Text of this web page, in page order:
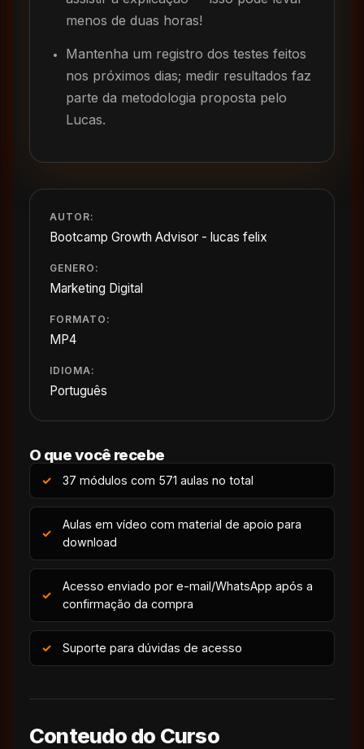
menos de duas horas!
Mantenha um registro dos testes feitos
nos próximos dias; medir resultados faz
parte da metodologia proposta pelo
Lucas.
AUTOR:
Bootcamp Growth Advisor - lucas felix
GENERO:
Marketing Digital
FORMATO:
MP4
IDIOMA:
Português
O que você recebe
37 módulos com 571 aulas no total
Aulas em vídeo com material de apoio para
download
Acesso enviado por e-mail/WhatsApp após a
confirmação da compra
Suporte para dúvidas de acesso
Conteudo do Curso